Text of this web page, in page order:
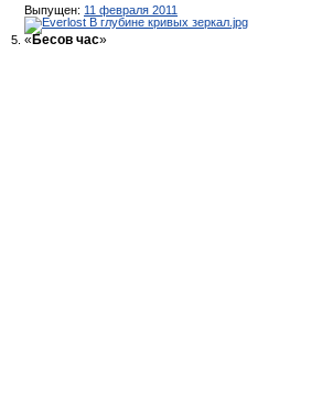
Выпущен: 11 февраля 2011
« Бесов час»